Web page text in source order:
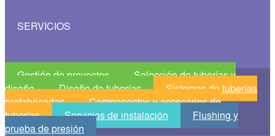
SERVICIOS
Gestión de proyectos
Selección de tuberías y
diseño
Diseño de tuberías
Sistemas de tuberías
prefabricadas
Componentes y accesorios de
tuberías
Servicios de instalación
Flushing y
prueba de presión